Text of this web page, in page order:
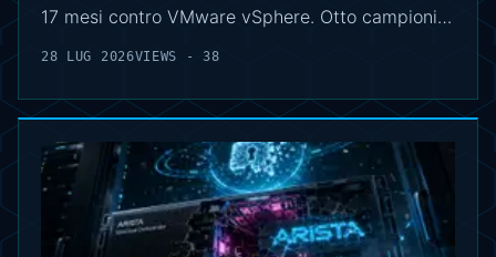
17 mesi contro VMware vSphere. Otto campioni…
28 LUG 2026VIEWS - 38